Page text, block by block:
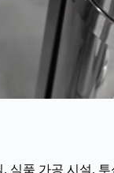
품 가공 시설,